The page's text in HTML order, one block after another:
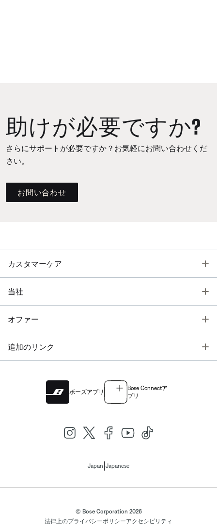
助けが必要ですか?
さらにサポートが必要ですか？お気軽にお問い合わせくだ
さい。
お問い合わせ
カスタマーケア
当社
オファー
追加のリンク
ボーズアプリ
Bose Connectア
プリ
Japan Japanese
© Bose Corporation 2026
法律上のプライバシーポリシーアクセシビリティ